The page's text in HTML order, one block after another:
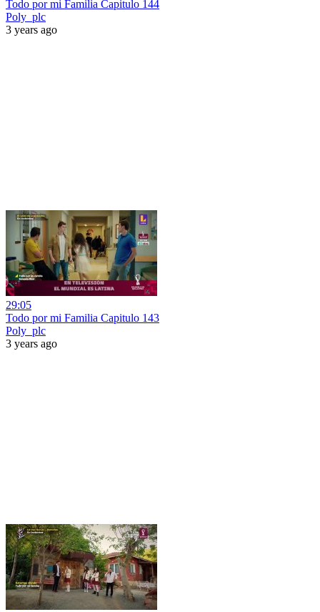
Todo por mi Familia Capitulo 144
Poly_plc
3 years ago
29:05
Todo por mi Familia Capitulo 143
Poly_plc
3 years ago